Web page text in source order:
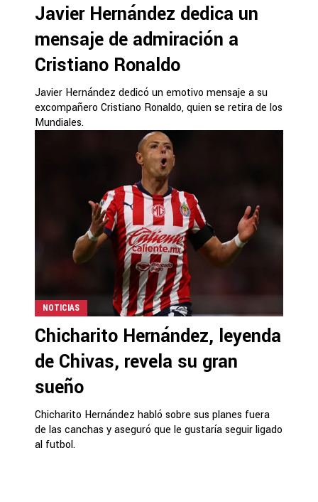
Javier Hernández dedica un
mensaje de admiración a
Cristiano Ronaldo
Javier Hernández dedicó un emotivo mensaje a su
excompañero Cristiano Ronaldo, quien se retira de los
Mundiales.
NOTICIAS
Chicharito Hernández, leyenda
de Chivas, revela su gran
sueño
Chicharito Hernández habló sobre sus planes fuera
de las canchas y aseguró que le gustaría seguir ligado
al futbol.